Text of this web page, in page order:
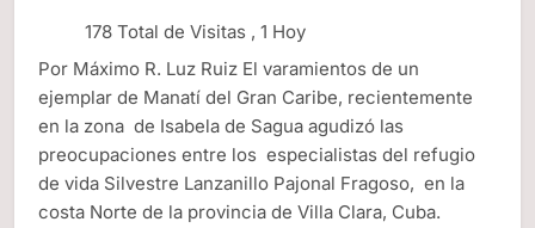
178 Total de Visitas , 1 Hoy
Por Máximo R. Luz Ruiz El varamientos de un
ejemplar de Manatí del Gran Caribe, recientemente
en la zona de Isabela de Sagua agudizó las
preocupaciones entre los especialistas del refugio
de vida Silvestre Lanzanillo Pajonal Fragoso, en la
costa Norte de la provincia de Villa Clara, Cuba.